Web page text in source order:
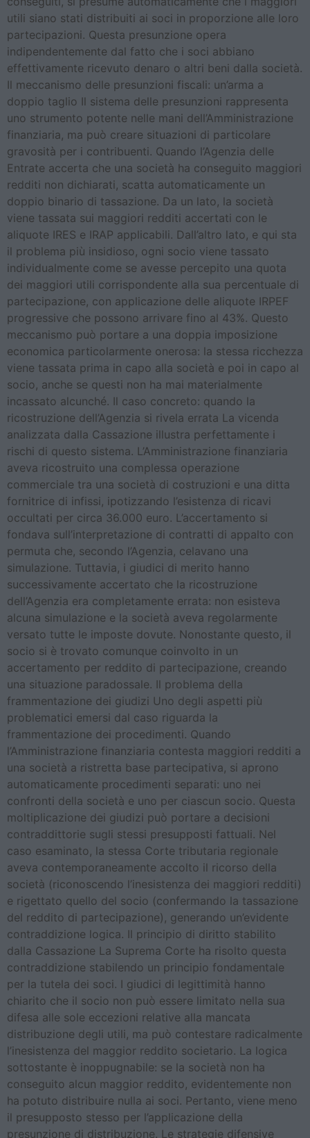
utili siano stati distribuiti ai soci in proporzione alle loro
partecipazioni. Questa presunzione opera
indipendentemente dal fatto che i soci abbiano
effettivamente ricevuto denaro o altri beni dalla società.
Il meccanismo delle presunzioni fiscali: un’arma a
doppio taglio Il sistema delle presunzioni rappresenta
uno strumento potente nelle mani dell’Amministrazione
finanziaria, ma può creare situazioni di particolare
gravosità per i contribuenti. Quando l’Agenzia delle
Entrate accerta che una società ha conseguito maggiori
redditi non dichiarati, scatta automaticamente un
doppio binario di tassazione. Da un lato, la società
viene tassata sui maggiori redditi accertati con le
aliquote IRES e IRAP applicabili. Dall’altro lato, e qui sta
il problema più insidioso, ogni socio viene tassato
individualmente come se avesse percepito una quota
dei maggiori utili corrispondente alla sua percentuale di
partecipazione, con applicazione delle aliquote IRPEF
progressive che possono arrivare fino al 43%. Questo
meccanismo può portare a una doppia imposizione
economica particolarmente onerosa: la stessa ricchezza
viene tassata prima in capo alla società e poi in capo al
socio, anche se questi non ha mai materialmente
incassato alcunché. Il caso concreto: quando la
ricostruzione dell’Agenzia si rivela errata La vicenda
analizzata dalla Cassazione illustra perfettamente i
rischi di questo sistema. L’Amministrazione finanziaria
aveva ricostruito una complessa operazione
commerciale tra una società di costruzioni e una ditta
fornitrice di infissi, ipotizzando l’esistenza di ricavi
occultati per circa 36.000 euro. L’accertamento si
fondava sull’interpretazione di contratti di appalto con
permuta che, secondo l’Agenzia, celavano una
simulazione. Tuttavia, i giudici di merito hanno
successivamente accertato che la ricostruzione
dell’Agenzia era completamente errata: non esisteva
alcuna simulazione e la società aveva regolarmente
versato tutte le imposte dovute. Nonostante questo, il
socio si è trovato comunque coinvolto in un
accertamento per reddito di partecipazione, creando
una situazione paradossale. Il problema della
frammentazione dei giudizi Uno degli aspetti più
problematici emersi dal caso riguarda la
frammentazione dei procedimenti. Quando
l’Amministrazione finanziaria contesta maggiori redditi a
una società a ristretta base partecipativa, si aprono
automaticamente procedimenti separati: uno nei
confronti della società e uno per ciascun socio. Questa
moltiplicazione dei giudizi può portare a decisioni
contraddittorie sugli stessi presupposti fattuali. Nel
caso esaminato, la stessa Corte tributaria regionale
aveva contemporaneamente accolto il ricorso della
società (riconoscendo l’inesistenza dei maggiori redditi)
e rigettato quello del socio (confermando la tassazione
del reddito di partecipazione), generando un’evidente
contraddizione logica. Il principio di diritto stabilito
dalla Cassazione La Suprema Corte ha risolto questa
contraddizione stabilendo un principio fondamentale
per la tutela dei soci. I giudici di legittimità hanno
chiarito che il socio non può essere limitato nella sua
difesa alle sole eccezioni relative alla mancata
distribuzione degli utili, ma può contestare radicalmente
l’inesistenza del maggior reddito societario. La logica
sottostante è inoppugnabile: se la società non ha
conseguito alcun maggior reddito, evidentemente non
ha potuto distribuire nulla ai soci. Pertanto, viene meno
il presupposto stesso per l’applicazione della
presunzione di distribuzione. Le strategie difensive